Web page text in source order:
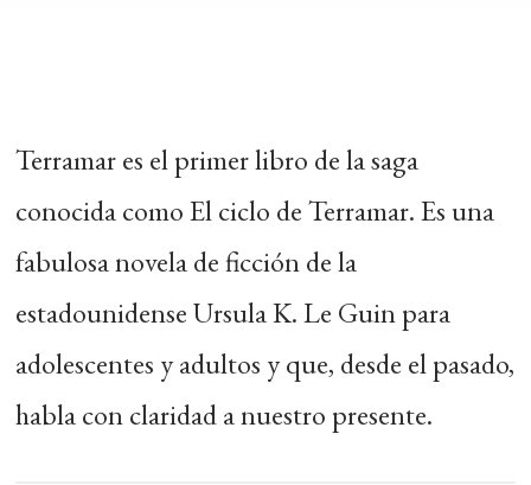
Terramar es el primer libro de la saga
conocida como El ciclo de Terramar. Es una
fabulosa novela de ficción de la
estadounidense Ursula K. Le Guin para
adolescentes y adultos y que, desde el pasado,
habla con claridad a nuestro presente.